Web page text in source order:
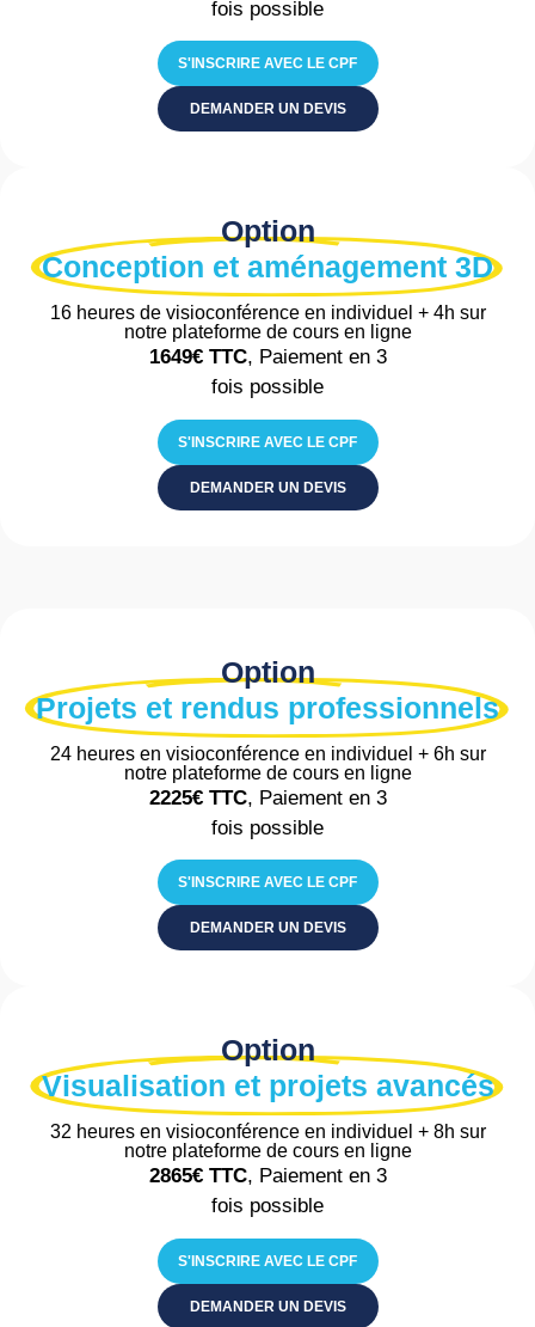
fois possible
S'INSCRIRE AVEC LE CPF
DEMANDER UN DEVIS
Option
Conception et aménagement 3D
16 heures de visioconférence en individuel + 4h sur
notre plateforme de cours en ligne
1649€TTC, Paiement en 3
fois possible
S'INSCRIRE AVEC LE CPF
DEMANDER UN DEVIS
Option
Projets et rendus professionnels
24 heures en visioconférence en individuel + 6h sur
notre plateforme de cours en ligne
2225€TTC, Paiement en 3
fois possible
S'INSCRIRE AVEC LE CPF
DEMANDER UN DEVIS
Option
Visualisation et projets avancés
32 heures en visioconférence en individuel + 8h sur
notre plateforme de cours en ligne
2865€TTC, Paiement en 3
fois possible
S'INSCRIRE AVEC LE CPF
DEMANDER UN DEVIS